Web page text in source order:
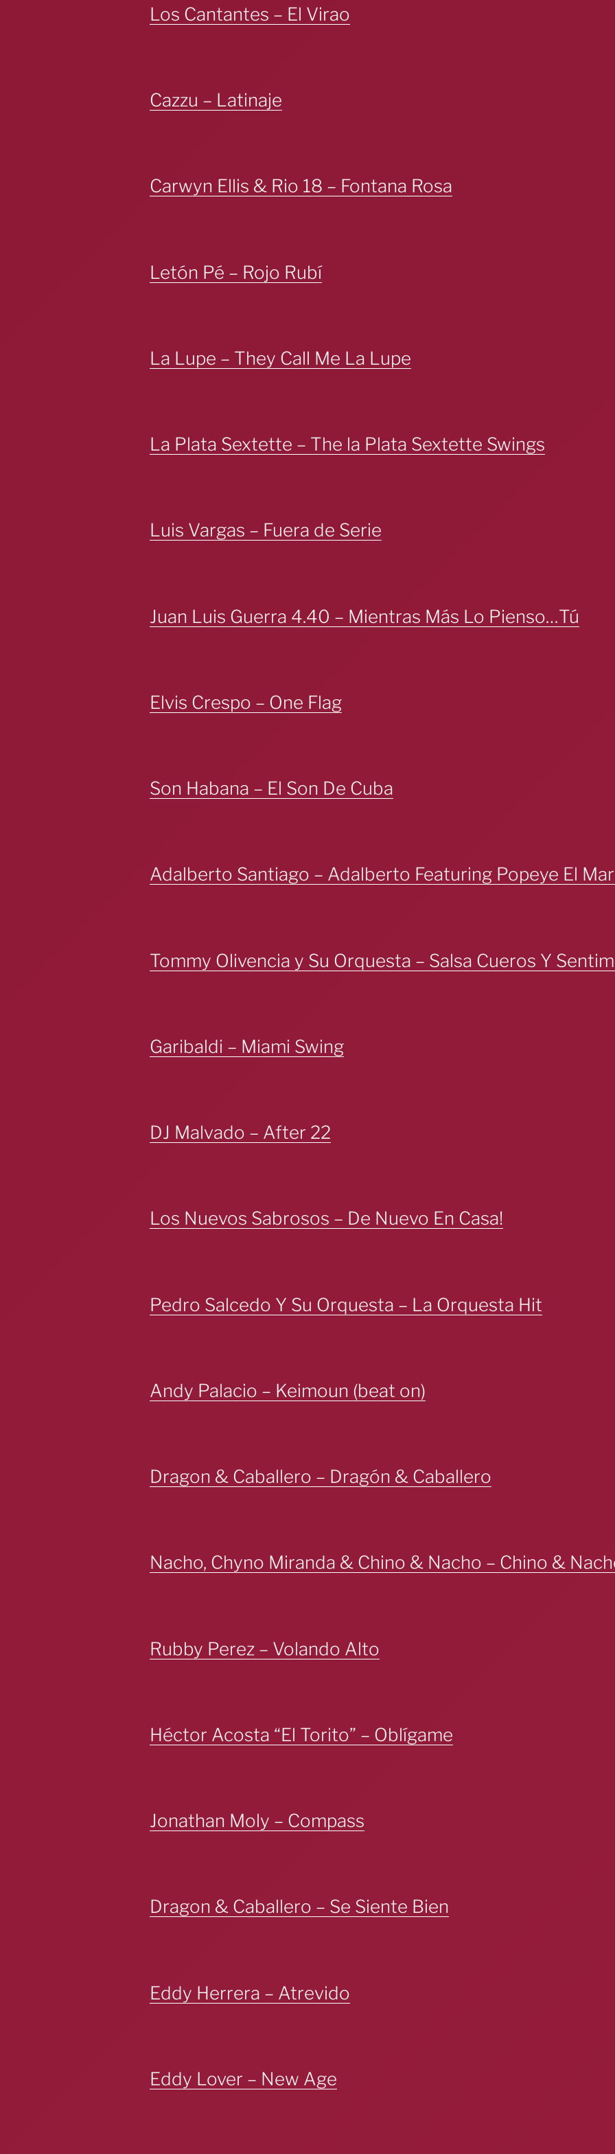
Los Cantantes – El Virao
Cazzu – Latinaje
Carwyn Ellis & Rio 18 – Fontana Rosa
Letón Pé – Rojo Rubí
La Lupe – They Call Me La Lupe
La Plata Sextette – The la Plata Sextette Swings
Luis Vargas – Fuera de Serie
Juan Luis Guerra 4.40 – Mientras Más Lo Pienso…Tú
Elvis Crespo – One Flag
Son Habana – El Son De Cuba
Adalberto Santiago – Adalberto Featuring Popeye El
Tommy Olivencia y Su Orquesta – Salsa Cueros Y
Garibaldi – Miami Swing
DJ Malvado – After 22
Los Nuevos Sabrosos – De Nuevo En Casa!
Pedro Salcedo Y Su Orquesta – La Orquesta Hit
Andy Palacio – Keimoun (beat on)
Dragon & Caballero – Dragón & Caballero
Nacho, Chyno Miranda & Chino & Nacho – Chino &
Rubby Perez – Volando Alto
Héctor Acosta “El Torito” – Oblígame
Jonathan Moly – Compass
Dragon & Caballero – Se Siente Bien
Eddy Herrera – Atrevido
Eddy Lover – New Age